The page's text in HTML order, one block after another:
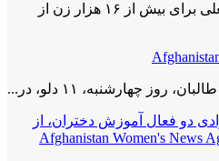
[…] ایجاد فرصت‌های شغلی برای بیش از ۱۶ هزار زن از
چهارشنبه، ۱۱ دلو، در...
دو فعال آموزش دختران، از